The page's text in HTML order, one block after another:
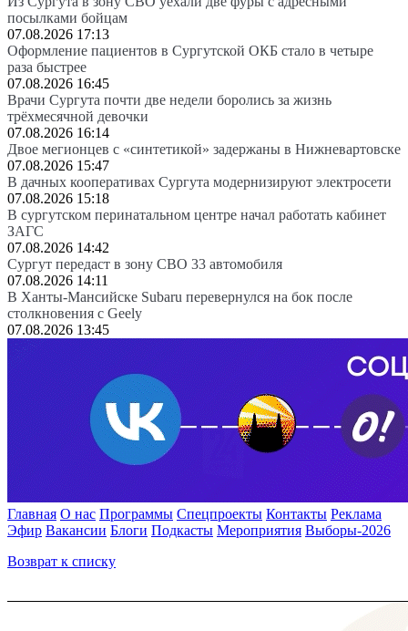
посылками бойцам
07.08.2026 17:13
Оформление пациентов в Сургутской ОКБ стало в четыре
раза быстрее
07.08.2026 16:45
Врачи Сургута почти две недели боролись за жизнь
трёхмесячной девочки
07.08.2026 16:14
Двое мегионцев с «синтетикой» задержаны в Нижневартовске
07.08.2026 15:47
В дачных кооперативах Сургута модернизируют электросети
07.08.2026 15:18
В сургутском перинатальном центре начал работать кабинет
ЗАГС
07.08.2026 14:42
Сургут передаст в зону СВО 33 автомобиля
07.08.2026 14:11
В Ханты-Мансийске Subaru перевернулся на бок после
столкновения с Geely
07.08.2026 13:45
Главная О нас Программы Спецпроекты Контакты Реклама
Эфир Вакансии Блоги Подкасты Мероприятия Выборы-2026
Возврат к списку